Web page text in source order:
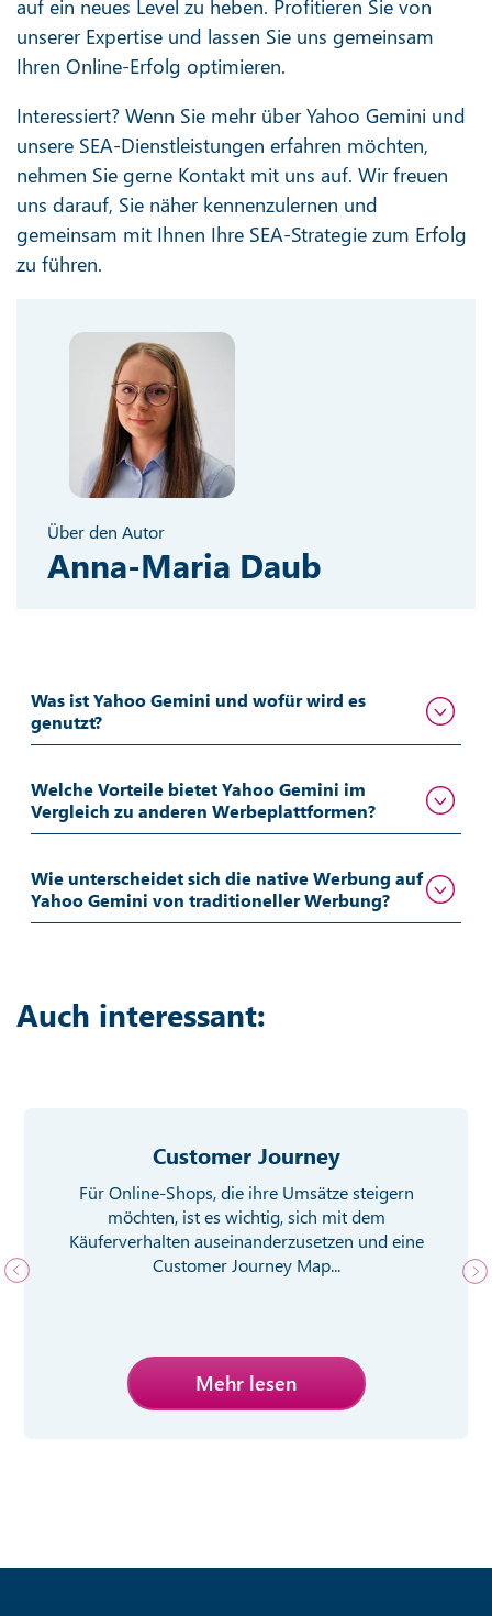
auf ein neues Level zu heben. Profitieren Sie von
unserer Expertise und lassen Sie uns gemeinsam
Ihren Online-Erfolg optimieren.
Interessiert? Wenn Sie mehr über Yahoo Gemini und
unsere SEA-Dienstleistungen erfahren möchten,
nehmen Sie gerne Kontakt mit uns auf. Wir freuen
uns darauf, Sie näher kennenzulernen und
gemeinsam mit Ihnen Ihre SEA-Strategie zum Erfolg
zu führen.
Über den Autor
Anna-Maria Daub
Was ist Yahoo Gemini und wofür wird es
genutzt?
Welche Vorteile bietet Yahoo Gemini im
Vergleich zu anderen Werbeplattformen?
Wie unterscheidet sich die native Werbung auf
Yahoo Gemini von traditioneller Werbung?
Auch interessant:
Customer Journey
Für Online-Shops, die ihre Umsätze steigern
möchten, ist es wichtig, sich mit dem
Käuferverhalten auseinanderzusetzen und eine
Customer Journey Map...
Mehr lesen